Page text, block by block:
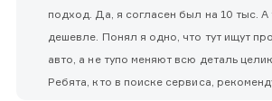
подход. Да, я согласен был на 10 тыс.
дешевле. Понял я одно, что тут ищут
авто, а не тупо меняют всю деталь
Ребята, кто в поиске сервиса,